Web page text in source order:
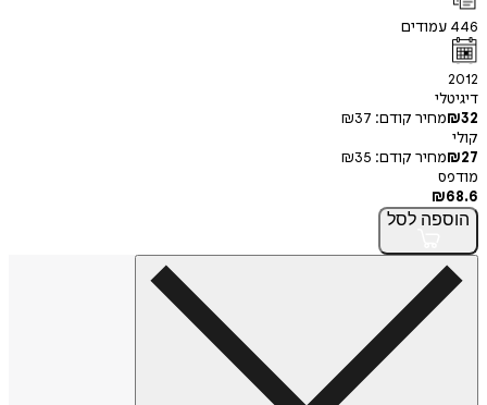
446 עמודים
2012
דיגיטלי
₪32 מחיר קודם: ₪37
קולי
₪27 מחיר קודם: ₪35
מודפס
₪68.6
הוספה לסל